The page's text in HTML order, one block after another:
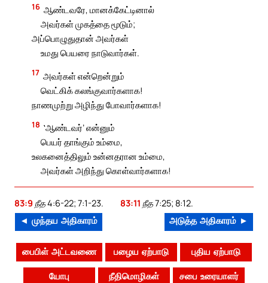
16 ஆண்டவரே, மானக்கேட்டினால்
அவர்கள் முகத்தை மூடும்;
அப்பொழுதுதான் அவர்கள்
உமது பெயரை நாடுவார்கள்.
17 அவர்கள் என்றென்றும்
வெட்கிக் கலங்குவார்களாக!
நாணமுற்று அழிந்து போவார்களாக!
18 ‛ஆண்டவர்’ என்னும்
பெயர் தாங்கும் உம்மை,
உலகனைத்திலும் உன்னதரான உம்மை,
அவர்கள் அறிந்து கொள்வார்களாக!
83:9 நீத 4:6-22; 7:1-23. 83:11 நீத 7:25; 8:12.
◄ முந்தய அதிகாரம் அடுத்த அதிகாரம் ►
பைபிள் அட்டவணை பழைய ஏற்பாடு புதிய ஏற்பாடு
யோபு நீதிமொழிகள் சபை உரையாளர்